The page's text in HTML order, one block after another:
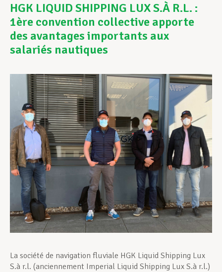
Vos droits
Assistance en vie privée
Développement professionnel
Devenir Membre
Actualités
HGK LIQUID SHIPPING LUX S.À R.L. :
1ère convention collective apporte
des avantages importants aux
salariés nautiques
La société de navigation fluviale HGK Liquid Shipping Lux
S.à r.l. (anciennement Imperial Liquid Shipping Lux S.à r.l.)